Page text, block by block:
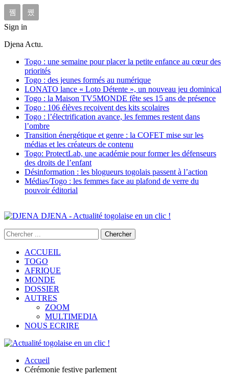
Sign in
Djena Actu.
Togo : une semaine pour placer la petite enfance au cœur des
priorités
Togo : des jeunes formés au numérique
LONATO lance « Loto Détente », un nouveau jeu dominical
Togo : la Maison TV5MONDE fête ses 15 ans de présence
Togo : 106 élèves reçoivent des kits scolaires
Togo : l’électrification avance, les femmes restent dans
l’ombre
Transition énergétique et genre : la COFET mise sur les
médias et les créateurs de contenu
Togo: ProtectLab, une académie pour former les défenseurs
des droits de l’enfant
Désinformation : les blogueurs togolais passent à l’action
Médias/Togo : les femmes face au plafond de verre du
pouvoir éditorial
DJENA - Actualité togolaise en un clic !
ACCUEIL
TOGO
AFRIQUE
MONDE
DOSSIER
AUTRES
ZOOM
MULTIMEDIA
NOUS ECRIRE
Accueil
Cérémonie festive parlement